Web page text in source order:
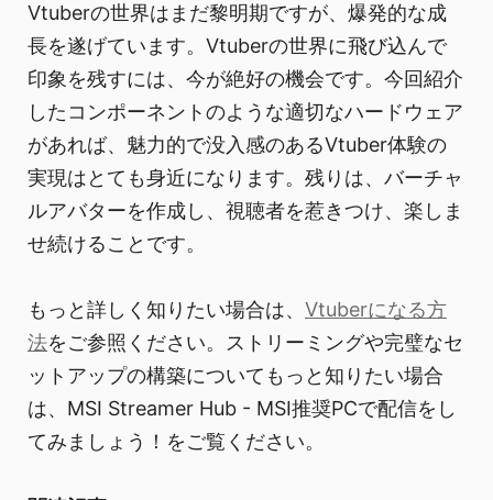
Vtuberの世界はまだ黎明期ですが、爆発的な成
長を遂げています。Vtuberの世界に飛び込んで
印象を残すには、今が絶好の機会です。今回紹介
したコンポーネントのような適切なハードウェア
があれば、魅力的で没入感のあるVtuber体験の
実現はとても身近になります。残りは、バーチャ
ルアバターを作成し、視聴者を惹きつけ、楽しま
せ続けることです。
もっと詳しく知りたい場合は、 Vtuberになる方
法をご参照ください。ストリーミングや完璧なセ
ットアップの構築についてもっと知りたい場合
は、MSI Streamer Hub - MSI推奨PCで配信をし
てみましょう！をご覧ください。